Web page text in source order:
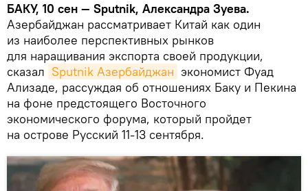
БАКУ, 10 сен — Sputnik, Александра Зуева.
Азербайджан рассматривает Китай как один
из наиболее перспективных рынков
для наращивания экспорта своей продукции,
сказал Sputnik Азербайджан экономист Фуад
Ализаде, рассуждая об отношениях Баку и Пекина
на фоне предстоящего Восточного
экономического форума, который пройдет
на острове Русский 11-13 сентября.